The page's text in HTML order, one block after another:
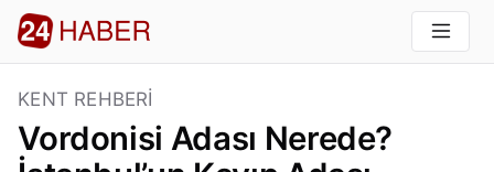
KENT REHBERI
Vordonisi Adası Nerede?